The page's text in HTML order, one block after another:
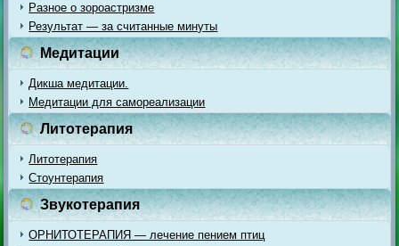
Разное о зороастризме
Результат — за считанные минуты
Медитации
Дикша медитации.
Медитации для самореализации
Литотерапия
Литотерапия
Стоунтерапия
Звукотерапия
ОРНИТОТЕРАПИЯ — лечение пением птиц